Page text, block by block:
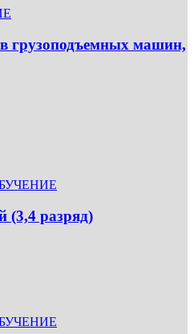
грузоподъемных машин,
(3,4 разряд)